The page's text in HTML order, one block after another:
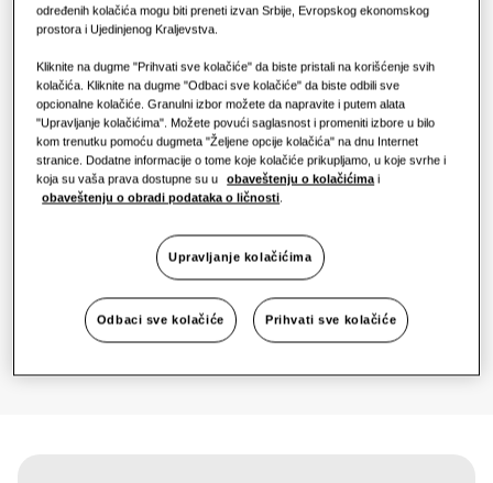
Kancelarija
Održivost
One Samsung
Dostupni kapacitet
1.5KW 2.2KW 2.8KW 3.6KW
4.5KW 5.6KW 7.1KW 8.2KW
Dostupna snaga
Pronađite instalatera
određenih kolačića mogu biti preneti izvan Srbije, Evropskog ekonomskog
prostora i Ujedinjenog Kraljevstva.
Kliknite na dugme "Prihvati sve kolačiće" da biste pristali na korišćenje svih
kolačića. Kliknite na dugme "Odbaci sve kolačiće" da biste odbili sve
opcionalne kolačiće. Granulni izbor možete da napravite i putem alata
"Upravljanje kolačićima". Možete povući saglasnost i promeniti izbore u bilo
kom trenutku pomoću dugmeta "Željene opcije kolačića" na dnu Internet
stranice. Dodatne informacije o tome koje kolačiće prikupljamo, u koje svrhe i
koja su vaša prava dostupne su u
obaveštenju o kolačićima i
obaveštenju o obradi podataka o ličnosti.
Upravljanje kolačićima
Odbaci sve kolačiće Prihvati sve kolačiće